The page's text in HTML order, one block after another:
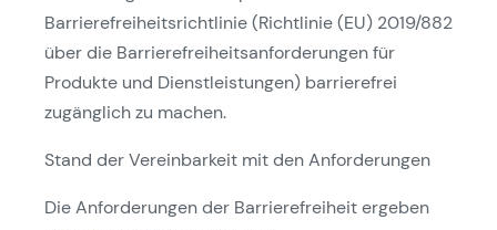
Barrierefreiheitsrichtlinie (Richtlinie (EU) 2019/882
über die Barrierefreiheitsanforderungen für
Produkte und Dienstleistungen) barrierefrei
zugänglich zu machen.
Stand der Vereinbarkeit mit den Anforderungen
Die Anforderungen der Barrierefreiheit ergeben